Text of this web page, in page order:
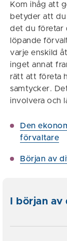
Kom ihåg att
betyder att du
det du företar
löpande
varje enskild
inget annat
rätt att företa
samtycker.
involvera och
Den
förvaltare
Början av
I början